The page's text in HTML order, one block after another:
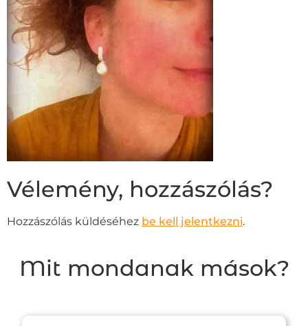
Vélemény, hozzászólás?
Hozzászólás küldéséhez be kell jelentkezni.
Mit mondanak mások?